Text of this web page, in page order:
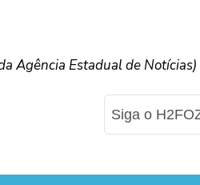
Agência Estadual de Notícias)
Siga o